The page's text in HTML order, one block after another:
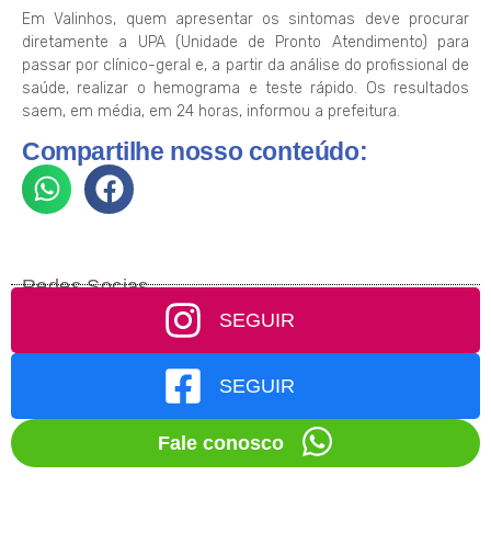
Em Valinhos, quem apresentar os sintomas deve procurar
diretamente a UPA (Unidade de Pronto Atendimento) para
passar por clínico-geral e, a partir da análise do profissional de
saúde, realizar o hemograma e teste rápido. Os resultados
saem, em média, em 24 horas, informou a prefeitura.
Compartilhe nosso conteúdo:
Redes Socias
SEGUIR
SEGUIR
Fale conosco